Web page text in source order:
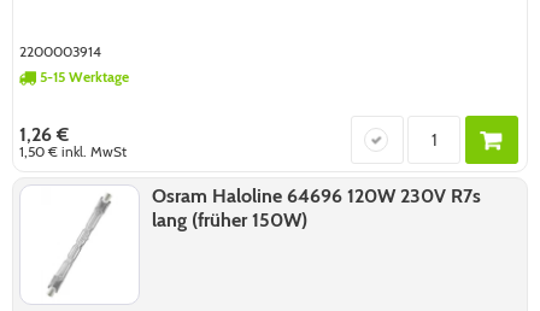
2200003914
5-15 Werktage
1,26 €
1,50 €inkl. MwSt
Osram Haloline 64696 120W 230V R7s
lang (früher 150W)